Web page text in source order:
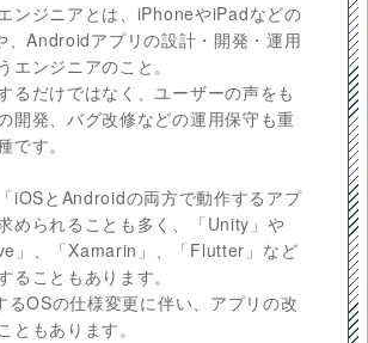
ンジニアとは、iPhoneやiPadなどの
、Androidアプリの設計・開発・運用
エンジニアのこと。
るだけではなく、ユーザーの声をも
開発、バグ改修などの運用保守も重
です。
iOSとAndroidの両方で動作するアプ
められることも多く、「Unity」や
」、「Xamarin」、「Flutter」など
ることもあります。
るOSの仕様変更に伴い、アプリの改
ともあります。